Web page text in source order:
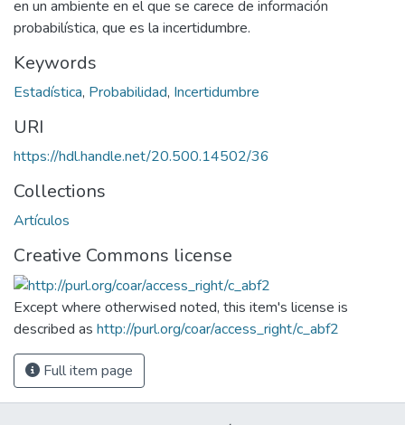
en un ambiente en el que se carece de información
probabilística, que es la incertidumbre.
Keywords
Estadística, Probabilidad, Incertidumbre
URI
https://hdl.handle.net/20.500.14502/36
Collections
Artículos
Creative Commons license
Except where otherwised noted, this item's license is
described as http://purl.org/coar/access_right/c_abf2
Full item page